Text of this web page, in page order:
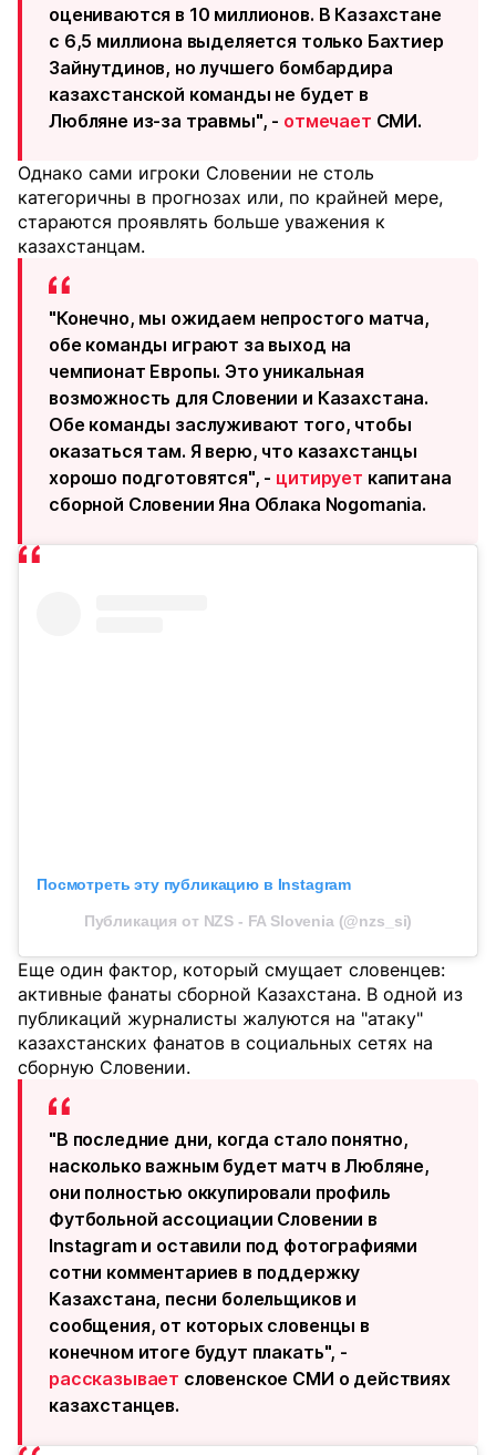
оцениваются в 10 миллионов. В Казахстане
с 6,5 миллиона выделяется только Бахтиер
Зайнутдинов, но лучшего бомбардира
казахстанской команды не будет в
Любляне из-за травмы", - отмечает СМИ.
Однако сами игроки Словении не столь
категоричны в прогнозах или, по крайней мере,
стараются проявлять больше уважения к
казахстанцам.
"Конечно, мы ожидаем непростого матча,
обе команды играют за выход на
чемпионат Европы. Это уникальная
возможность для Словении и Казахстана.
Обе команды заслуживают того, чтобы
оказаться там. Я верю, что казахстанцы
хорошо подготовятся", - цитирует капитана
сборной Словении Яна Облака Nogomania.
Посмотреть эту публикацию в Instagram
Публикация от NZS - FA Slovenia (@nzs_si)
Еще один фактор, который смущает словенцев:
активные фанаты сборной Казахстана. В одной из
публикаций журналисты жалуются на "атаку"
казахстанских фанатов в социальных сетях на
сборную Словении.
"В последние дни, когда стало понятно,
насколько важным будет матч в Любляне,
они полностью оккупировали профиль
Футбольной ассоциации Словении в
Instagram и оставили под фотографиями
сотни комментариев в поддержку
Казахстана, песни болельщиков и
сообщения, от которых словенцы в
конечном итоге будут плакать", -
рассказывает словенское СМИ о действиях
казахстанцев.